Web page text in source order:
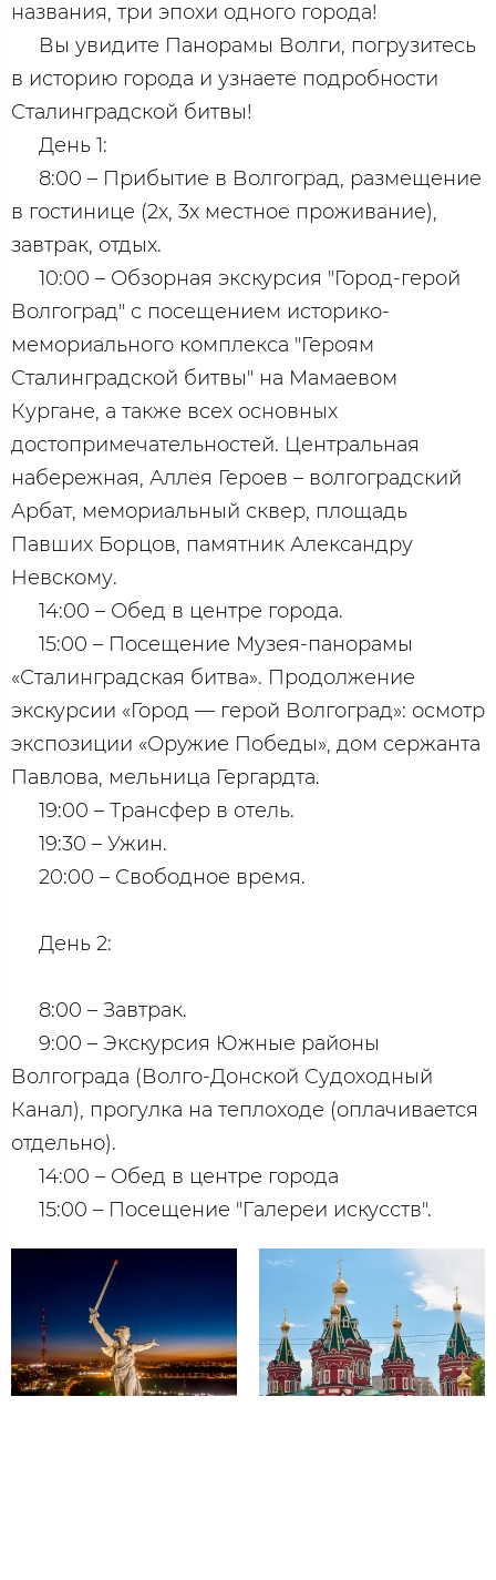
названия, три эпохи одного города!
Вы увидите Панорамы Волги, погрузитесь
в историю города и узнаете подробности
Сталинградской битвы!
День 1:
8:00 – Прибытие в Волгоград, размещение
в гостинице (2х, 3х местное проживание),
завтрак, отдых.
10:00 – Обзорная экскурсия "Город-герой
Волгоград" с посещением историко-
мемориального комплекса "Героям
Сталинградской битвы" на Мамаевом
Кургане, а также всех основных
достопримечательностей. Центральная
набережная, Аллея Героев – волгоградский
Арбат, мемориальный сквер, площадь
Павших Борцов, памятник Александру
Невскому.
14:00 – Обед в центре города.
15:00 – Посещение Музея-панорамы
«Сталинградская битва». Продолжение
экскурсии «Город — герой Волгоград»: осмотр
экспозиции «Оружие Победы», дом сержанта
Павлова, мельница Гергардта.
19:00 – Трансфер в отель.
19:30 – Ужин.
20:00 – Свободное время.
День 2:
8:00 – Завтрак.
9:00 – Экскурсия Южные районы
Волгограда (Волго-Донской Судоходный
Канал), прогулка на теплоходе (оплачивается
отдельно).
14:00 – Обед в центре города
15:00 – Посещение "Галереи искусств".